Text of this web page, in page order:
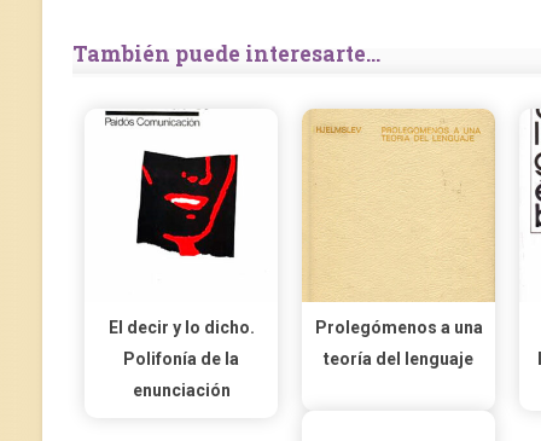
También puede interesarte...
El decir y lo dicho.
Polifonía de la
enunciación
Prolegómenos a una
teoría del lenguaje